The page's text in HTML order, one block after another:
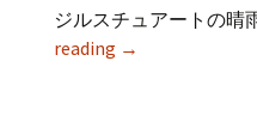
ジルスチュアートの晴
reading →